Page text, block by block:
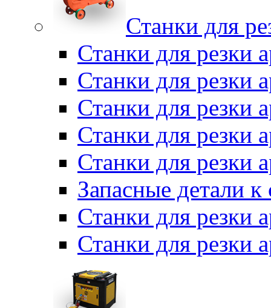
Станки для
Станки для резки
Станки для резки
Станки для резки
Станки для резки
Станки для резки
Запасные детали к
Станки для резки
Станки для резки